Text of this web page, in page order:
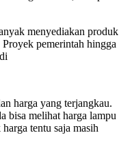
menyediakan produk
pemerintah hingga
harga yang terjangkau.
bisa melihat harga lampu
tentu saja masih